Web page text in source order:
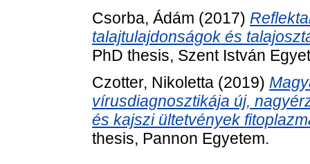
Csorba, Ádám (2017)
talajtulajdonságok és
PhD thesis, Szent István
Czotter, Nikoletta (2019)
vírusdiagnosztikája új,
és kajszi ültetvények
thesis, Pannon Egyetem.